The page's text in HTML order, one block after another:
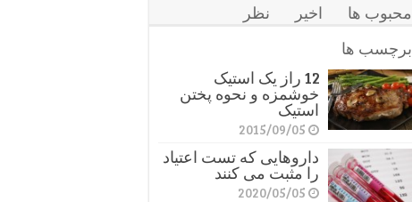
محبوب ها اخیر
نظر
برچسب ها
12 راز یک استیک
خوشمزه و نحوه پختن
استیک
2015/09/05
داروهایی که تست اعتیاد
را مثبت می کنند
2020/05/05